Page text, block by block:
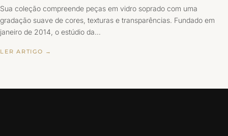
Sua coleção compreende peças em vidro soprado com uma
gradação suave de cores, texturas e transparências. Fundado em
janeiro de 2014, o estúdio da…
LER ARTIGO →